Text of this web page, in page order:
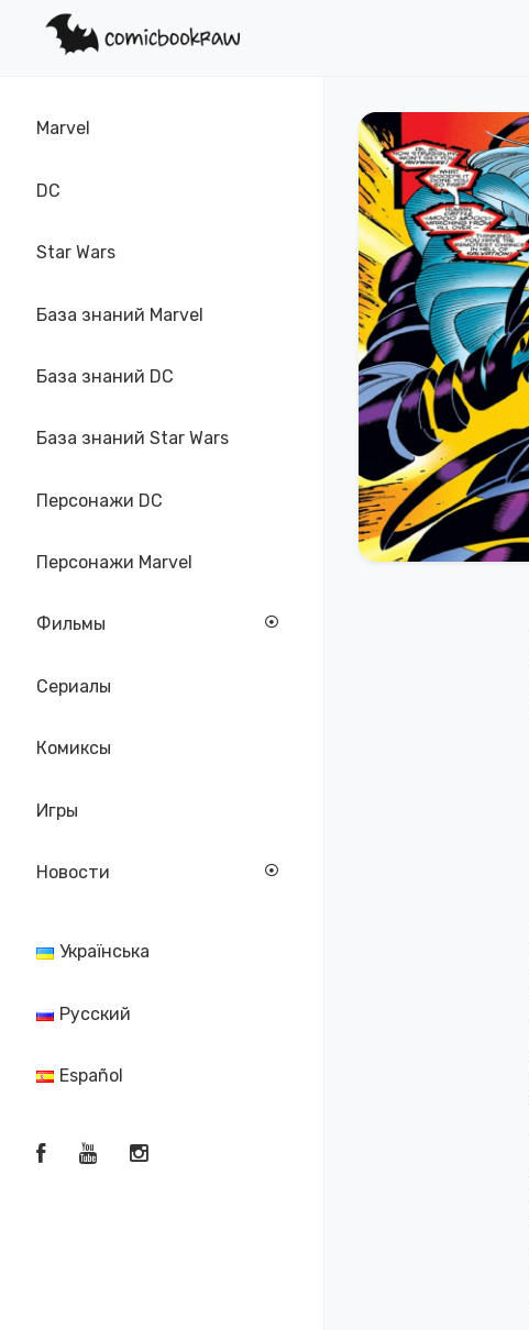
Marvel
DC
Star Wars
База знаний Marvel
База знаний DC
База знаний Star Wars
Персонажи DC
Персонажи Marvel
Фильмы
Сериалы
Комиксы
Игры
Новости
Українська
Русский
Español